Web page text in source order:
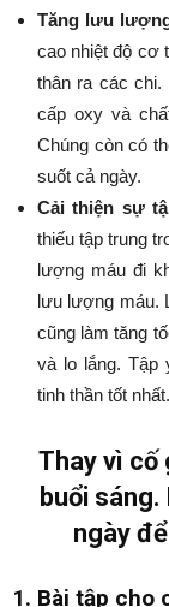
Tăng lưu
cao nhiệt độ cơ
thân ra các
cấp oxy và
Chúng còn có
suốt cả ngày.
Cải thiện sự
thiếu tập trung
lượng máu đi
lưu lượng máu.
cũng làm tăng
và lo lắng. Tập
tinh thần tốt nhất.
Thay vì cố
buổi
ngày
1. Bài tập cho